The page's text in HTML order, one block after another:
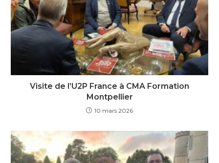
Visite de l’U2P France à CMA Formation
Montpellier
10 mars 2026